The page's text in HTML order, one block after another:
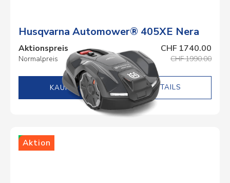
Husqvarna Automower® 405XE Nera
Aktionspreis CHF 1740.00
Normalpreis CHF 1990.00
DETAILS
Lager
Aktion